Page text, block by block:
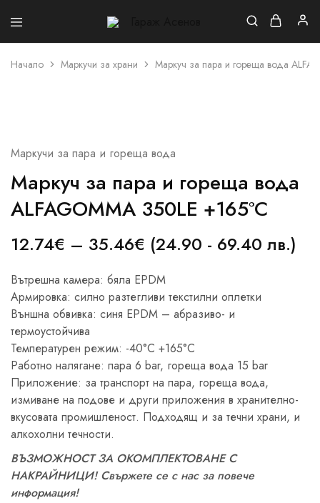
Асенов
Начало Маркучи за храни Маркуч за пара и гореща вода
Маркучи за пара и гореща вода
Маркуч за пара и гореща вода
ALFAGOMMA 350LE +165°C
12.74€ – 35.46€ (24.90 - 69.40 лв.)
Вътрешна камера: бяла EPDM
Армировка: силно разтегливи текстилни оплетки
Външна обвивка: синя EPDM – абразиво- и
термоустойчива
Температурен режим: -40°C +165°C
Работно налягане: пара 6 bar, гореща вода 15 bar
Приложение: за транспорт на пара, гореща вода,
измиване на подове и други приложения в хранително-
вкусовата промишленост. Подходящ и за течни храни, и
алкохолни течности.
ВЪЗМОЖНОСТ ЗА ОКОМПЛЕКТОВАНЕ С
НАКРАЙНИЦИ! Свържете се с нас за повече
информация!